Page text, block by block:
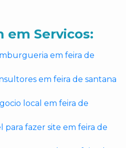
em Servicos:
em feira de
em feira de santana
local em feira de
para fazer site em feira de